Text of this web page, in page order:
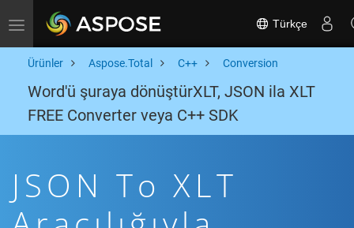
Toggle navigation Türkçe
Ürünler Aspose.Total C++ Conversion
Word'ü şuraya dönüştürXLT, JSON ila XLT
FREE Converter veya C++ SDK
JSON To XLT